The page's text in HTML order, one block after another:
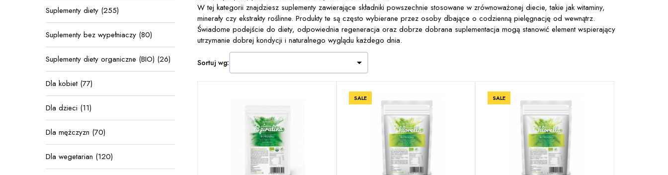
Suplementy diety (255)
Suplementy bez wypełniaczy (80)
Suplementy diety organiczne (BIO) (26)
Dla kobiet (77)
Dla dzieci (11)
Dla mężczyzn (70)
Dla wegetarian (120)
W tej kategorii znajdziesz suplementy zawierające składniki powszechnie stosowane w zrównoważonej diecie, takie jak witaminy,
minerały czy ekstrakty roślinne. Produkty te są często wybierane przez osoby dbające o codzienną pielęgnację od wewnątrz.
Świadome podejście do diety, odpowiednia regeneracja oraz dobrze dobrana suplementacja mogą stanowić element wspierający
utrzymanie dobrej kondycji i naturalnego wyglądu każdego dnia.
Sortuj wg: 
SALE SALE